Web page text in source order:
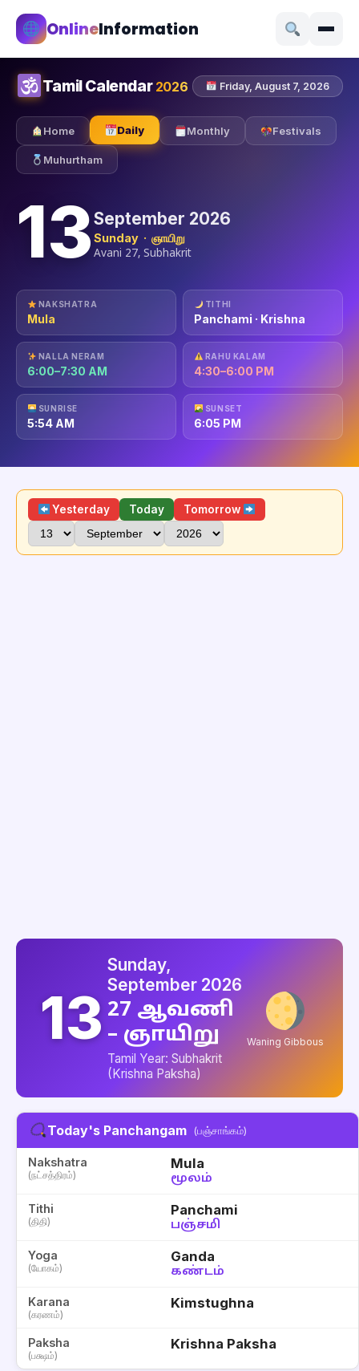
OnlineInformation
Tamil Calendar 2026 Friday, August 7, 2026
Home Daily Monthly Festivals
Muhurtham
13September 2026
Sunday · ஞாயிறு
Avani 27, Subhakrit
NAKSHATRA
Mula
TITHI
Panchami · Krishna
NALLA NERAM
6:00–7:30 AM
RAHU KALAM
4:30–6:00 PM
SUNRISE
5:54 AM
SUNSET
6:05 PM
Yesterday Today Tomorrow
13
Sunday,
September 2026
27 ஆவணி
– ஞாயிறு
Tamil Year: Subhakrit
(Krishna Paksha)
Waning Gibbous
Today's Panchangam (பஞ்சாங்கம்)
Nakshatra
(நட்சத்திரம்)
Mula
மூலம்
Tithi
(திதி)
Panchami
பஞ்சமி
Yoga
(யோகம்)
Ganda
கண்டம்
Karana
(கரணம்)
Kimstughna
Paksha
(பக்ஷம்)
Krishna Paksha